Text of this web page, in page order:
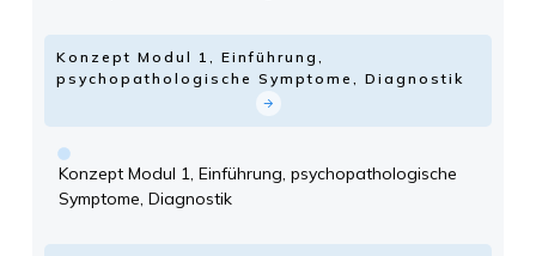
Konzept Modul 1, Einführung,
psychopathologische Symptome, Diagnostik
Konzept Modul 1, Einführung, psychopathologische
Symptome, Diagnostik